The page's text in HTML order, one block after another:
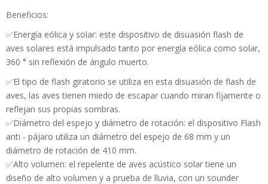
Beneficios:
✅Energía eólica y solar: este dispositivo de disuasión flash de
aves solares está impulsado tanto por energía eólica como solar,
360 ° sin reflexión de ángulo muerto.
✅El tipo de flash giratorio se utiliza en esta disuasión de flash de
aves, las aves tienen miedo de escapar cuando miran fijamente o
reflejan sus propias sombras.
✅Diámetro del espejo y diámetro de rotación: el dispositivo Flash
anti - pájaro utiliza un diámetro del espejo de 68 mm y un
diámetro de rotación de 410 mm.
✅Alto volumen: el repelente de aves acústico solar tiene un
diseño de alto volumen y a prueba de lluvia, con un sounder